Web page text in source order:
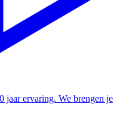
jaar ervaring. We brengen je